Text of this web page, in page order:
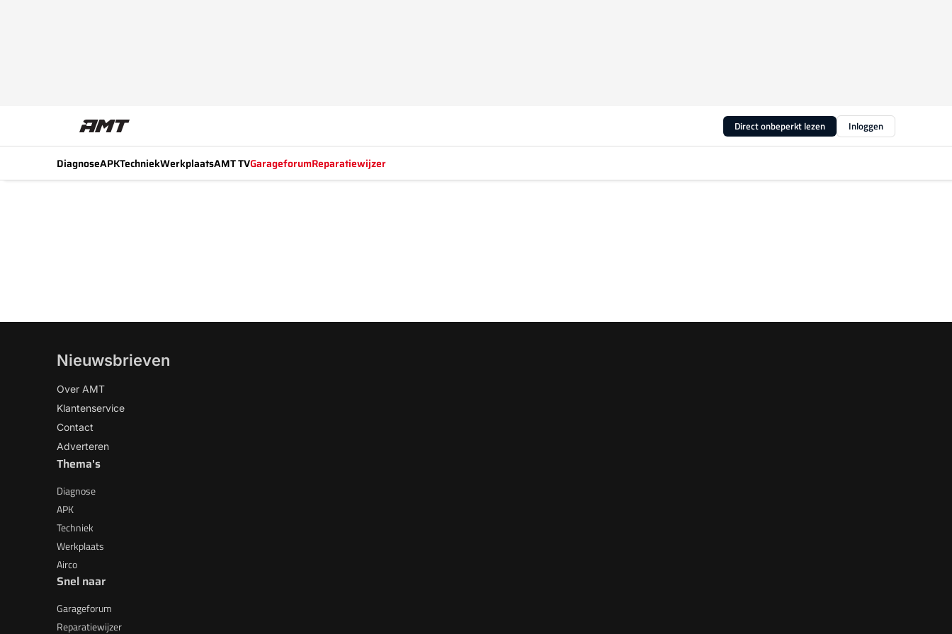
Direct onbeperkt lezen Inloggen
DiagnoseAPKTechniekWerkplaatsAMT TVGarageforumReparatiewijzer
Nieuwsbrieven
Over AMT
Klantenservice
Contact
Adverteren
Thema's
Diagnose
APK
Techniek
Werkplaats
Airco
Snel naar
Garageforum
Reparatiewijzer